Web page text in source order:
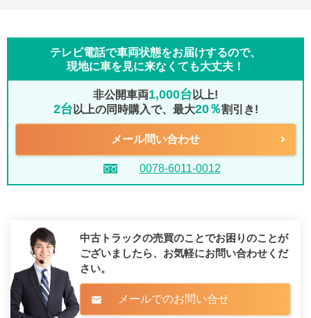
テレビ電話で車両状態をお届けするので、
現地に車を見に来なくても大丈夫！
非公開車両1,000台 以上!
2台 以上の同時購入で、最大20％割引き!
メール問い合わせ
0078-6011-0012
中古トラックの売買のことでお困りのことが
ございましたら、 お気軽にお問い合わせくだ
さい。
mail メールでのお問い合せ